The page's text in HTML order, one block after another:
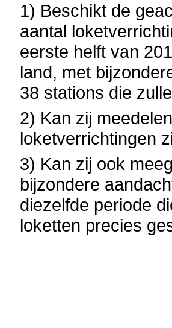
1) Beschikt de
aantal
eerste helft van
land, met
38 stations die
2) Kan zij
loketverrichtingen
3) Kan zij ook
bijzondere
diezelfde periode
loketten precies